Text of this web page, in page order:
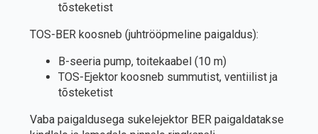
tõsteketist
TOS-BER koosneb (juhtrööpmeline paigaldus):
B-seeria pump, toitekaabel (10 m)
TOS-Ejektor koosneb summutist, ventiilist ja
tõsteketist
Vaba paigaldusega sukelejektor BER paigaldatakse